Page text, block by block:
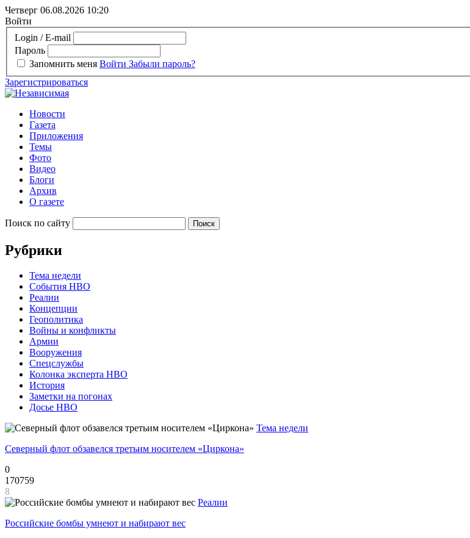
Четверг 06.08.2026 10:20
Войти
Login / E-mail
Пароль
Запомнить меня Войти Забыли пароль?
Зарегистрироваться
Новости
Газета
Приложения
Темы
Фото
Видео
Блоги
Архив
О газете
Поиск по сайту
Рубрики
Тема недели
События НВО
Реалии
Концепции
Геополитика
Войны и конфликты
Армии
Вооружения
Спецслужбы
Колонка эксперта НВО
История
Заметки на погонах
Досье НВО
Тема недели
Северный флот обзавелся третьим носителем «Циркона»
0
170759
8
Реалии
Российские бомбы умнеют и набирают вес